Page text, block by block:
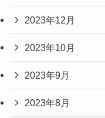
2023年12月
2023年10月
2023年9月
2023年8月